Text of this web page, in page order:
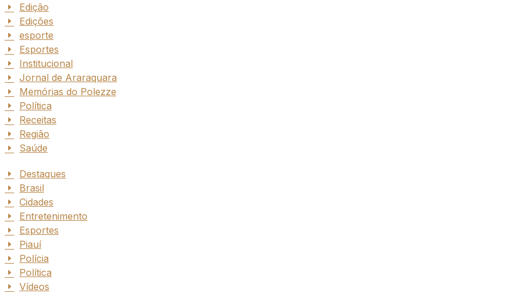
Edição
Edições
esporte
Esportes
Institucional
Jornal de Araraquara
Memórias do Polezze
Política
Receitas
Região
Saúde
Destaques
Brasil
Cidades
Entretenimento
Esportes
Piauí
Polícia
Política
Vídeos